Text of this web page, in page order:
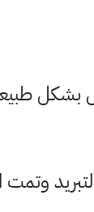
بشكل
وتمت